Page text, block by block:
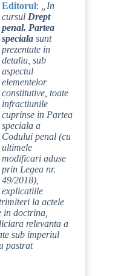
Editorul:
„In
cursul Drept
penal. Partea
speciala sunt
prezentate in
detaliu, sub
aspectul
elementelor
constitutive, toate
infractiunile
cuprinse in Partea
speciala a
Codului penal (cu
ultimele
modificari aduse
prin Legea nr.
49/2018),
explicatiile
la actele
in doctrina,
relevanta a
sub imperiul
pastrat